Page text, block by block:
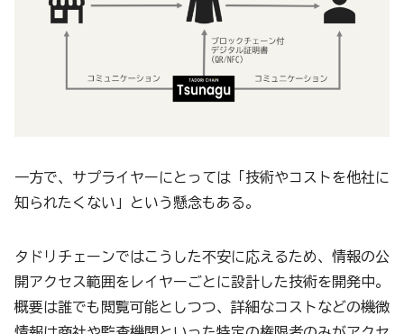
一方で、サプライヤーにとっては「技術やコストを他社に
知られたくない」という懸念もある。
タドリチェーンではこうした不安に応えるため、情報の公
開アクセス範囲をレイヤーごとに設計した技術を開発中。
概要は誰でも閲覧可能としつつ、詳細なコストなどの機微